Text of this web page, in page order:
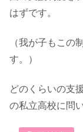
はずです。
（我が子もこの
す。）
どのくらいの支
の私立高校に問